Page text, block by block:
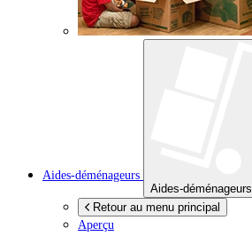
Aides-déménageurs
Aides-déménageurs
Retour au menu principal
Aperçu